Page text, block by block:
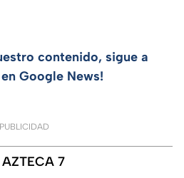
contenido, sigue a
Google News!
PUBLICIDAD
7